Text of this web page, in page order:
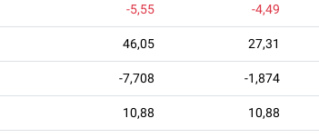
-5,55 -4,49
46,05 27,31
-7,708 -1,874
10,88 10,88